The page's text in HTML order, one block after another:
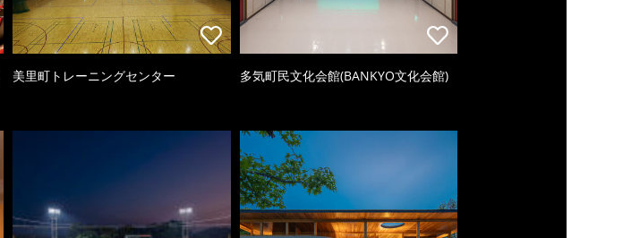
美里町トレーニングセンター 多気町民文化会館(BANKYO文化会館)